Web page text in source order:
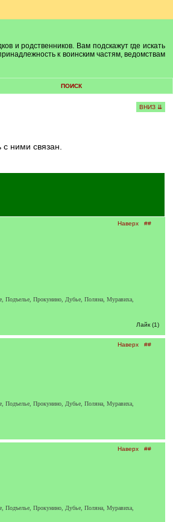
и родственников. Вам подскажут где искать
к воинским частям, ведомствам
ПОИСК
ВНИЗ ⇊
ними связан.
Наверх ##
Подъелье, Прокунино, Дубье, Поляна, Муравиха,
Лайк (1)
Наверх ##
Подъелье, Прокунино, Дубье, Поляна, Муравиха,
Наверх ##
Подъелье, Прокунино, Дубье, Поляна, Муравиха,